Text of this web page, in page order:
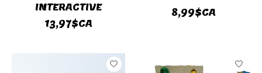
INTERACTIVE
13,97$CA
8,99$CA